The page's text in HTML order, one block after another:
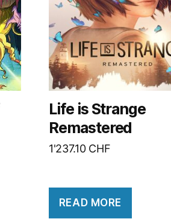
Life is Strange
Remastered
1'237.10 CHF
READ MORE